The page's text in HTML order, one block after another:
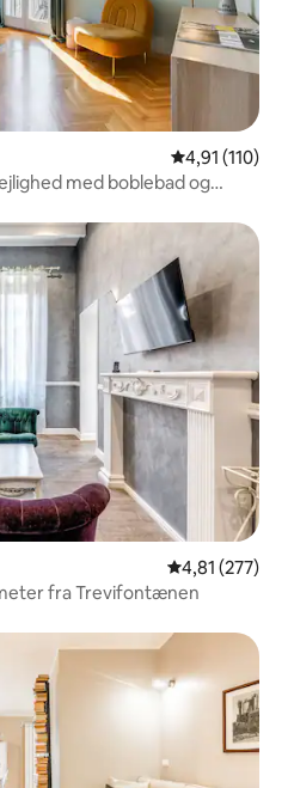
4,91 ud af 5 i
4,91 (110)
med boblebad og
4,81 ud af 5 i
4,81 (277)
fra Trevifontænen